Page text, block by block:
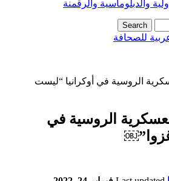
والدبلوماسية والرقمنة
للصحافة
الروسية في أوكرانيا “ليست
الروسية في